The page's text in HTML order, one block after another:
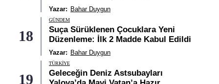
Yazar: Bahar Duygun
18
GÜNDEM
Suça Sürüklenen Çocuklara Yeni
Düzenleme: İlk 2 Madde Kabul Edildi
Yazar: Bahar Duygun
19
TÜRKIYE
Geleceğin Deniz Astsubayları